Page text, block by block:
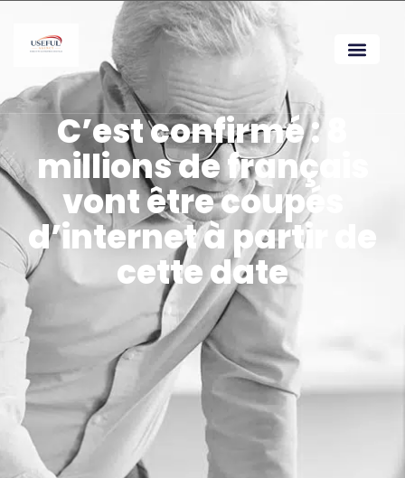
C’est confirmé : 8
millions de français
vont être coupés
d’internet à partir de
cette date